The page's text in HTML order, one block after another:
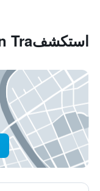
استكشفSon Tra, دا نانغ